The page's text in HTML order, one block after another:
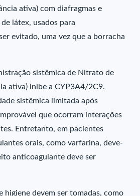
ativa) com diafragmas e
látex, usados para
evitado, uma vez que a borracha
sistêmica de Nitrato de
ativa) inibe a CYP3A4/2C9.
sistêmica limitada após
que ocorram interações
Entretanto, em pacientes
orais, como varfarina, deve-
anticoagulante deve ser
higiene devem ser tomadas, como